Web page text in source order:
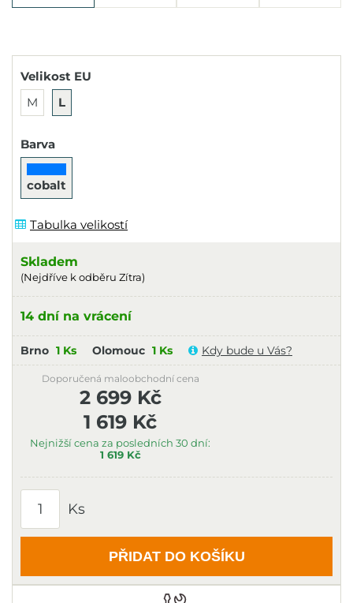
Velikost EU
M
L
Barva
cobalt
Tabulka velikostí
Skladem
(Nejdříve k odběru Zítra)
14 dní na vrácení
Brno 1 Ks Olomouc 1 Ks Kdy bude u Vás?
1 619 Kč
Nejnižší cena za posledních 30 dní:
1 619 Kč
Doporučená maloobchodní cena
2 699 Kč
Ks
PŘIDAT DO KOŠÍKU